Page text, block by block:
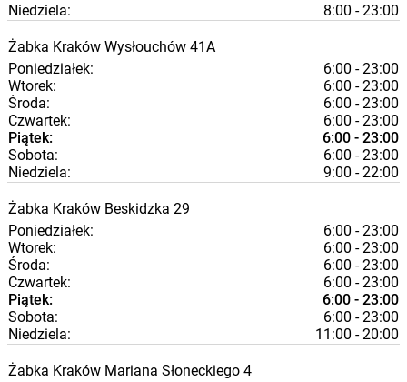
Niedziela:
8:00 - 23:00
Żabka Kraków Wysłouchów 41A
Poniedziałek:
6:00 - 23:00
Wtorek:
6:00 - 23:00
Środa:
6:00 - 23:00
Czwartek:
6:00 - 23:00
Piątek:
6:00 - 23:00
Sobota:
6:00 - 23:00
Niedziela:
9:00 - 22:00
Żabka Kraków Beskidzka 29
Poniedziałek:
6:00 - 23:00
Wtorek:
6:00 - 23:00
Środa:
6:00 - 23:00
Czwartek:
6:00 - 23:00
Piątek:
6:00 - 23:00
Sobota:
6:00 - 23:00
Niedziela:
11:00 - 20:00
Żabka Kraków Mariana Słoneckiego 4